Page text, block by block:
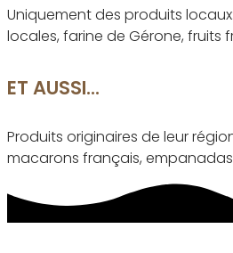
Uniquement des produits
locales, farine de Gérone, fruits
ET AUSSI...
Produits originaires de leur
macarons français,